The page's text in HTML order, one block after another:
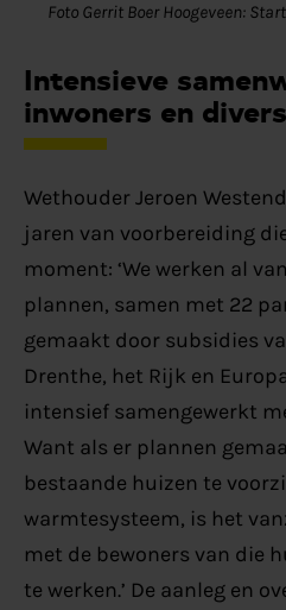
Foto Gerrit Boer Hoogeveen:
Intensieve
inwoners en
Wethouder Jeroen
jaren van voorbereiding
moment: ‘We werken al
plannen, samen met 22
gemaakt door subsidies
Drenthe, het Rijk en
intensief samengewerkt
Want als er plannen
bestaande huizen te
warmtesysteem, is het
met de bewoners van die
te werken.’ De aanleg en